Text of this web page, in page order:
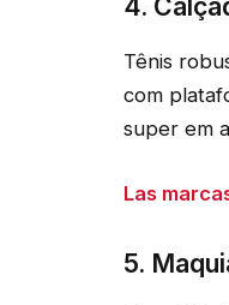
Tênis
com
super em
Las
5.